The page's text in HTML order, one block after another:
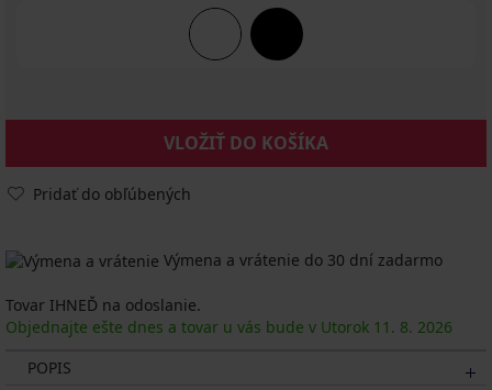
VLOŽIŤ DO KOŠÍKA
Pridať do obľúbených
Výmena a vrátenie do 30 dní zadarmo
Tovar IHNEĎ na odoslanie.
Objednajte ešte dnes a tovar u vás bude v Utorok 11. 8. 2026
POPIS